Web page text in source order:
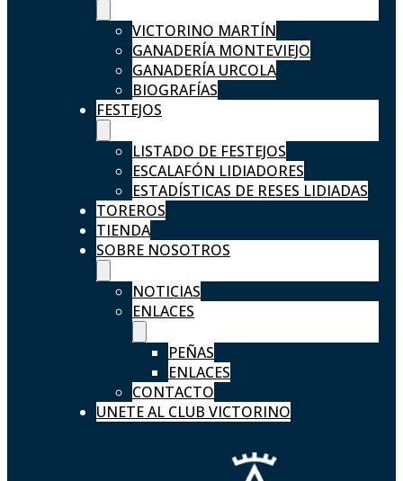
VICTORINO MARTÍN
GANADERÍA MONTEVIEJO
GANADERÍA URCOLA
BIOGRAFÍAS
FESTEJOS
LISTADO DE FESTEJOS
ESCALAFÓN LIDIADORES
ESTADÍSTICAS DE RESES LIDIADAS
TOREROS
TIENDA
SOBRE NOSOTROS
NOTICIAS
ENLACES
PEÑAS
ENLACES
CONTACTO
UNETE AL CLUB VICTORINO